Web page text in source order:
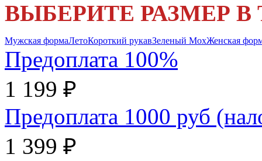
ВЫБЕРИТЕ РАЗМЕР В
Мужская формаЛетоКороткий рукавЗеленый МохЖенская
Предоплата 100%
1 199 ₽
Предоплата 1000 руб
1 399 ₽